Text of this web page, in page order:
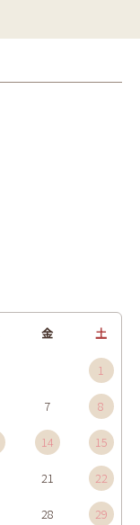
金 土
1
7 8
14 15
21 22
28 29